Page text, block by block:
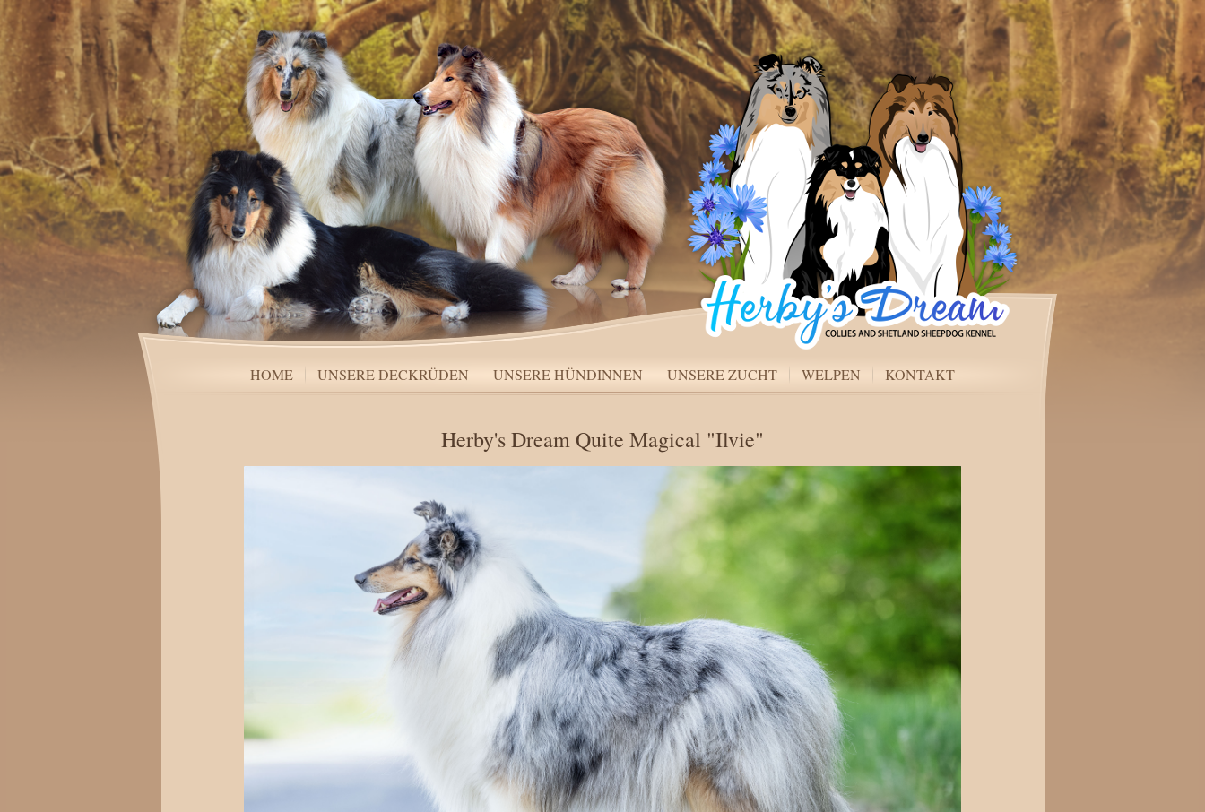
HOME UNSERE DECKRÜDEN UNSERE HÜNDINNEN UNSERE ZUCHT WELPEN KONTAKT
Herby's Dream Quite Magical "Ilvie"